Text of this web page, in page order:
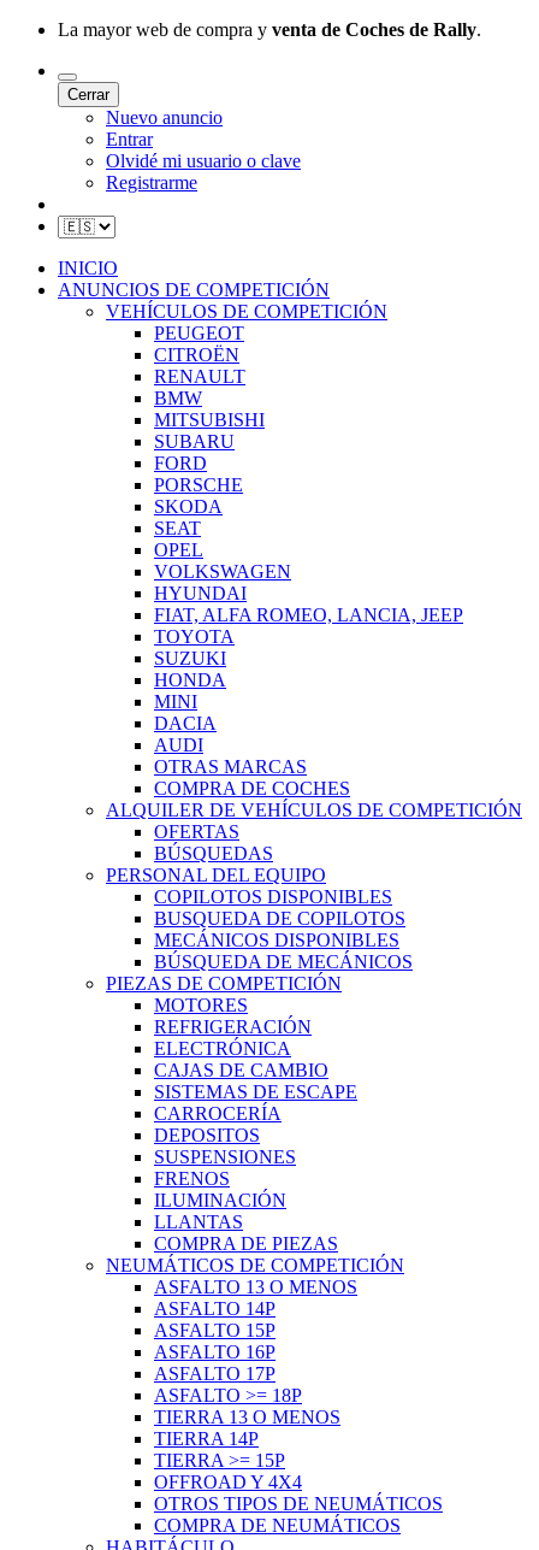
La mayor web de compra y venta de Coches de Rally.
Cerrar
Nuevo anuncio
Entrar
Olvidé mi usuario o clave
Registrarme
INICIO
ANUNCIOS DE COMPETICIÓN
VEHÍCULOS DE COMPETICIÓN
PEUGEOT
CITROËN
RENAULT
BMW
MITSUBISHI
SUBARU
FORD
PORSCHE
SKODA
SEAT
OPEL
VOLKSWAGEN
HYUNDAI
FIAT, ALFA ROMEO, LANCIA, JEEP
TOYOTA
SUZUKI
HONDA
MINI
DACIA
AUDI
OTRAS MARCAS
COMPRA DE COCHES
ALQUILER DE VEHÍCULOS DE COMPETICIÓN
OFERTAS
BÚSQUEDAS
PERSONAL DEL EQUIPO
COPILOTOS DISPONIBLES
BUSQUEDA DE COPILOTOS
MECÁNICOS DISPONIBLES
BÚSQUEDA DE MECÁNICOS
PIEZAS DE COMPETICIÓN
MOTORES
REFRIGERACIÓN
ELECTRÓNICA
CAJAS DE CAMBIO
SISTEMAS DE ESCAPE
CARROCERÍA
DEPOSITOS
SUSPENSIONES
FRENOS
ILUMINACIÓN
LLANTAS
COMPRA DE PIEZAS
NEUMÁTICOS DE COMPETICIÓN
ASFALTO 13 O MENOS
ASFALTO 14P
ASFALTO 15P
ASFALTO 16P
ASFALTO 17P
ASFALTO >= 18P
TIERRA 13 O MENOS
TIERRA 14P
TIERRA >= 15P
OFFROAD Y 4X4
OTROS TIPOS DE NEUMÁTICOS
COMPRA DE NEUMÁTICOS